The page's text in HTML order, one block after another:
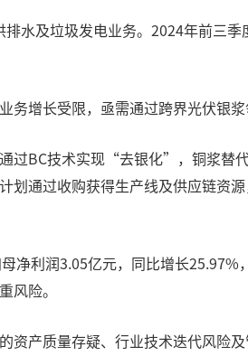
水及垃圾发电业务。2024年前三
务增长受限，亟需通过跨界光伏银
过BC技术实现“去银化”，铜浆替
通过收购获得生产线及供应链资
净利润3.05亿元，同比增长
风险。
产质量存疑、行业技术迭代风险